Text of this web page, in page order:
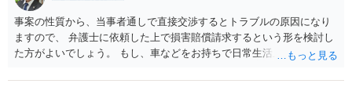
事案の性質から、当事者通しで直接交渉するとトラブルの原因になり
ますので、 弁護士に依頼した上で損害賠償請求するという形を検討し
た方がよいでしょう。 もし、車などをお持ちで日常生活上の事故も対
ありますので、確認してみてください。